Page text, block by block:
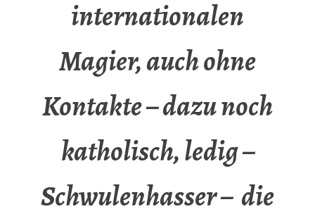
internationalen
Magier, auch ohne
Kontakte – dazu noch
katholisch, ledig –
Schwulenhasser – die